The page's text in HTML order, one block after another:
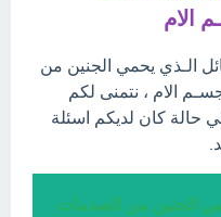
الام
الـذي يحمي الجنين من
الام ، نتمنى لكم
حالة كان لديكم اسئلة
الجنين من الصدمات